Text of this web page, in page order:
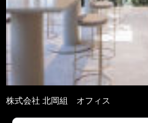
株式会社 北岡組 オフィス